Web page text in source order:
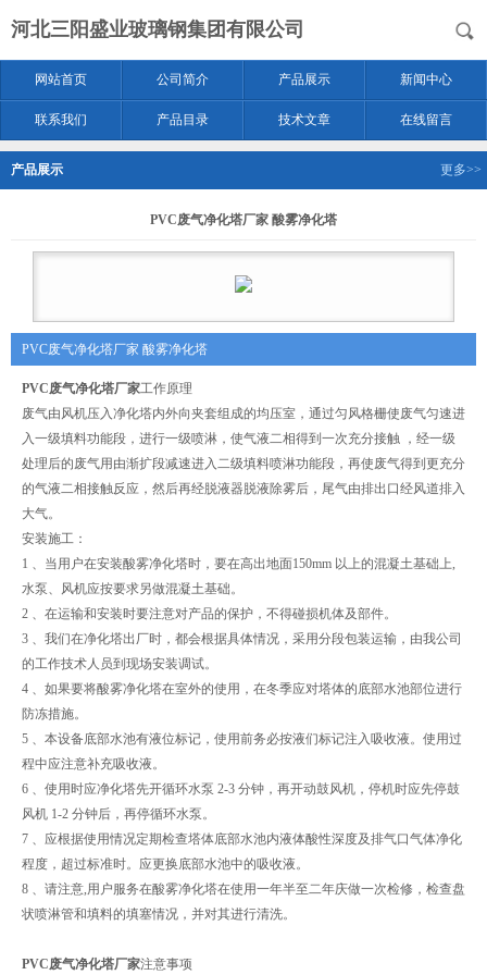
河北三阳盛业玻璃钢集团有限公司
网站首页 公司简介 产品展示 新闻中心
联系我们 产品目录 技术文章 在线留言
产品展示 更多>>
PVC废气净化塔厂家 酸雾净化塔
PVC废气净化塔厂家 酸雾净化塔
PVC废气净化塔厂家工作原理
废气由风机压入净化塔内外向夹套组成的均压室，通过匀风格栅使废气匀速进
入一级填料功能段，进行一级喷淋，使气液二相得到一次充分接触 ，经一级
处理后的废气用由渐扩段减速进入二级填料喷淋功能段，再使废气得到更充分
的气液二相接触反应，然后再经脱液器脱液除雾后，尾气由排出口经风道排入
大气。
安装施工：
1 、当用户在安装酸雾净化塔时，要在高出地面150mm 以上的混凝土基础上,
水泵、风机应按要求另做混凝土基础。
2 、在运输和安装时要注意对产品的保护，不得碰损机体及部件。
3 、我们在净化塔出厂时，都会根据具体情况，采用分段包装运输，由我公司
的工作技术人员到现场安装调试。
4 、如果要将酸雾净化塔在室外的使用，在冬季应对塔体的底部水池部位进行
防冻措施。
5 、本设备底部水池有液位标记，使用前务必按液们标记注入吸收液。使用过
程中应注意补充吸收液。
6 、使用时应净化塔先开循环水泵 2-3 分钟，再开动鼓风机，停机时应先停鼓
风机 1-2 分钟后，再停循环水泵。
7 、应根据使用情况定期检查塔体底部水池内液体酸性深度及排气口气体净化
程度，超过标准时。应更换底部水池中的吸收液。
8 、请注意,用户服务在酸雾净化塔在使用一年半至二年庆做一次检修，检查盘
状喷淋管和填料的填塞情况，并对其进行清洗。
PVC废气净化塔厂家注意事项